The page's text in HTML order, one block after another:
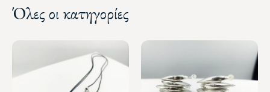
Όλες οι κατηγορίες